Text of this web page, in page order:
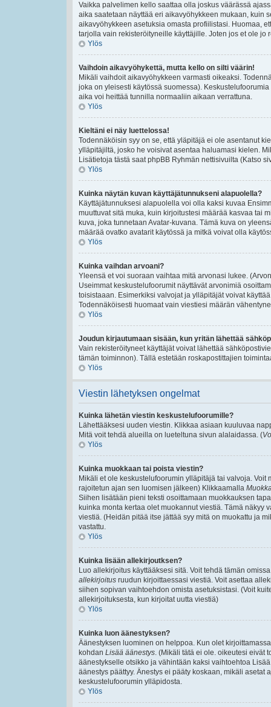
Vaikka palvelimen kello saattaa olla joskus väärässä
aika saatetaan näyttää eri aikavyöhykkeen mukaan, kuin
aikavyöhykkeen asetuksia omasta profiilistasi. Huomaa,
tarjolla vain rekisteröityneille käyttäjille. Joten jos et ole jo
Ylös
Vaihdoin aikavyöhykettä, mutta kello on silti väärin!
Mikäli vaihdoit aikavyöhykkeen varmasti oikeaksi.
joka on yleisesti käytössä suomessa).
aika voi heittää tunnilla normaaliin aikaan verrattuna.
Ylös
Kieltäni ei näy luettelossa!
Todennäköisin syy on se, että yläpitäjä ei ole asentanut
ylläpitäjiltä, josko he voisivat asentaa haluamasi kielen.
Lisätietoja tästä saat phpBB Ryhmän nettisivuilta (Katso
Ylös
Kuinka näytän kuvan käyttäjätunnukseni alapuolella?
Käyttäjätunnuksesi alapuolella voi olla kaksi kuvaa
muuttuvat sitä muka, kuin kirjoitustesi määrää kasvaa tai
kuva, joka tunnetaan Avatar-kuvana. Tämä kuva on
määrää ovatko avatarit käytössä ja mitkä voivat olla
Ylös
Kuinka vaihdan arvoani?
Yleensä et voi suoraan vaihtaa mitä arvonasi lukee.
Useimmat keskustelufoorumit näyttävät arvonimiä
toisistaaan. Esimerkiksi valvojat ja ylläpitäjät voivat
Todennäköisesti huomaat vain viestiesi määrän
Ylös
Joudun kirjautumaan sisään, kun yritän lähettää
Vain rekisteröityneet käyttäjät voivat lähettää
tämän toiminnon). Tällä estetään roskapostittajien
Ylös
Viestin lähetyksen ongelmat
Kuinka lähetän viestin keskustelufoorumille?
Lähettääksesi uuden viestin. Klikkaa asiaan kuuluvaa
Mitä voit tehdä alueilla on lueteltuna sivun alalaidassa. (
Ylös
Kuinka muokkaan tai poista viestin?
Mikäli et ole keskustelufoorumin ylläpitäjä tai valvoja.
rajoitetun ajan sen luomisen jälkeen) Klikkaamalla
Siihen lisätään pieni teksti osoittamaan muokkauksen
kuinka monta kertaa olet muokannut viestiä. Tämä näkyy
viestiä. (Heidän pitää itse jättää syy mitä on muokattu ja
vastattu.
Ylös
Kuinka lisään allekirjoutksen?
Luo allekirjoitus käyttääksesi sitä. Voit tehdä tämän
allekirjoitus ruudun kirjoittaessasi viestiä. Voit asettaa
siihen sopivan vaihtoehdon omista asetuksistasi. (Voit
allekirjoituksesta, kun kirjoitat uutta viestiä)
Ylös
Kuinka luon äänestyksen?
Äänestyksen luominen on helppoa. Kun olet
kohdan Lisää äänestys. (Mikäli tätä ei ole. oikeutesi eivät
äänestykselle otsikko ja vähintään kaksi vaihtoehtoa
äänestys päättyy. Änestys ei pääty koskaan, mikäli
keskustelufoorumin ylläpidosta.
Ylös